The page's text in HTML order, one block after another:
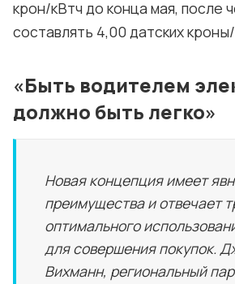
крон/кВтч до конца мая, после
составлять 4,00 датских
«Быть ​​водителем
должно быть легко»
Новая концепция имеет
преимущества и отвечает
оптимального
для совершения покупок.
Вихманн, региональный